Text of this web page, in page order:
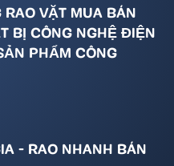
RAO VẶT MUA BÁN
BỊ CÔNG NGHỆ ĐIỆN
PHẨM CÔNG
- RAO NHANH BÁN